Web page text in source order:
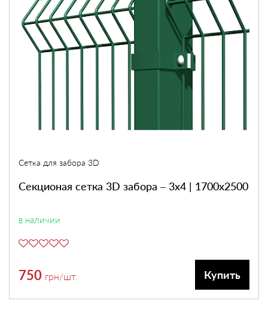
Сетка для забора 3D
Секционая сетка 3D забора – 3х4 | 1700х2500
в наличии
750 грн/шт. Купить